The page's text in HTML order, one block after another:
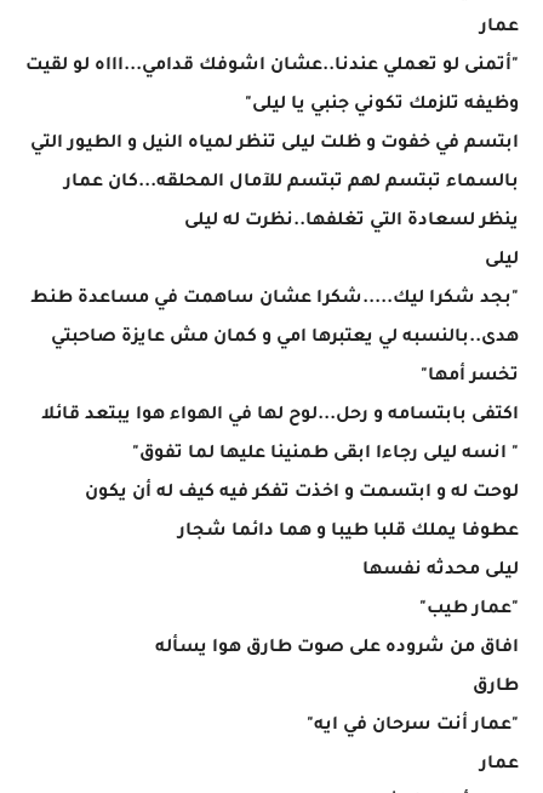
عمار
"أتمنى لو تعملي عندنا..عشان اشوفك قدامي...اااه لو لقيت
وظيفه تلزمك تكوني جنبي يا ليلى"
ابتسم في خفوت و ظلت ليلى تنظر لمياه النيل و الطيور التي
بالسماء تبتسم لهم تبتسم للآمال المحلقه...كان عمار
ينظر لسعادة التي تغلفها..نظرت له ليلى
ليلى
"بجد شكرا ليك.....شكرا عشان ساهمت في مساعدة طنط
هدى..بالنسبه لي يعتبرها امي و كمان مش عايزة صاحبتي
تخسر أمها"
اكتفى بابتسامه و رحل...لوح لها في الهواء هوا يبتعد قائلا
" انسه ليلى رجاءا ابقى طمنينا عليها لما تفوق"
لوحت له و ابتسمت و اخذت تفكر فيه كيف له أن يكون
عطوفا يملك قلبا طيبا و هما دائما شجار
ليلى محدثه نفسها
"عمار طيب"
افاق من شروده على صوت طارق هوا يسأله
طارق
"عمار أنت سرحان في ايه"
عمار